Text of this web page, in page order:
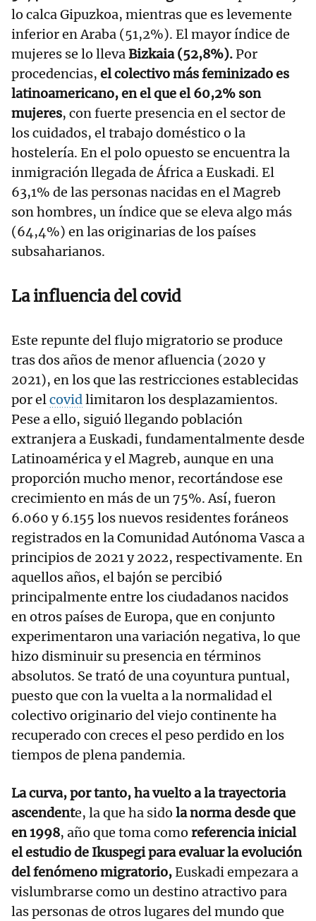
lo calca Gipuzkoa, mientras que es levemente
inferior en Araba (51,2%). El mayor índice de
mujeres se lo llevaBizkaia (52,8%).Por
procedencias, el colectivo más feminizado es
latinoamericano, en el que el 60,2% son
mujeres, con fuerte presencia en el sector de
los cuidados, el trabajo doméstico o la
hostelería. En el polo opuesto se encuentra la
inmigración llegada de África a Euskadi. El
63,1% de las personas nacidas en el Magreb
son hombres, un índice que se eleva algo más
(64,4%) en las originarias de los países
subsaharianos.
La influencia del covid
Este repunte del flujo migratorio se produce
tras dos años de menor afluencia (2020 y
2021), en los que las restricciones establecidas
por elcovidlimitaron los desplazamientos.
Pese a ello, siguió llegando población
extranjera a Euskadi, fundamentalmente desde
Latinoamérica y el Magreb, aunque en una
proporción mucho menor, recortándose ese
crecimiento en más de un 75%. Así, fueron
6.060 y 6.155 los nuevos residentes foráneos
registrados en la Comunidad Autónoma Vasca a
principios de 2021 y 2022, respectivamente. En
aquellos años, el bajón se percibió
principalmente entre los ciudadanos nacidos
en otros países de Europa, que en conjunto
experimentaron una variación negativa, lo que
hizo disminuir su presencia en términos
absolutos. Se trató de una coyuntura puntual,
puesto que con la vuelta a la normalidad el
colectivo originario del viejo continente ha
recuperado con creces el peso perdido en los
tiempos de plena pandemia.
La curva, por tanto, ha vuelto a la trayectoria
ascendente, la que ha sido la norma desde que
en 1998, año que toma como referencia inicial
el estudio de Ikuspegi para evaluar la evolución
del fenómeno migratorio,Euskadi empezara a
vislumbrarse como un destino atractivo para
las personas de otros lugares del mundo que